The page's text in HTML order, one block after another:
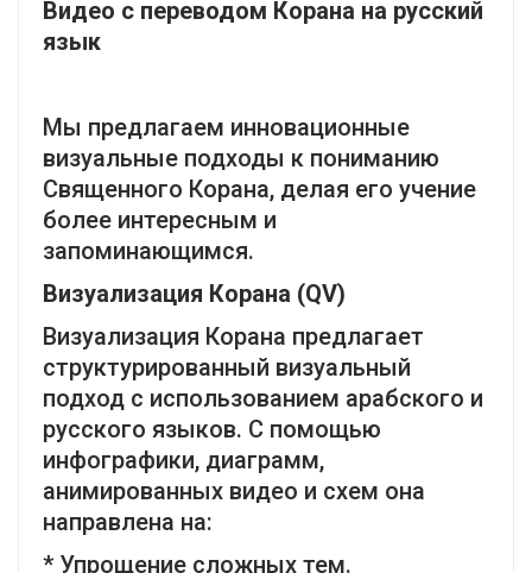
Видео с переводом Корана на русский
язык
Мы предлагаем инновационные
визуальные подходы к пониманию
Священного Корана, делая его учение
более интересным и
запоминающимся.
Визуализация Корана (QV)
Визуализация Корана предлагает
структурированный визуальный
подход с использованием арабского и
русского языков. С помощью
инфографики, диаграмм,
анимированных видео и схем она
направлена ​​на:
* Упрощение сложных тем.